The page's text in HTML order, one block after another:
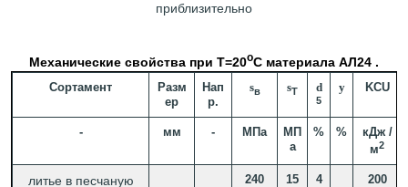
приблизительно
Механические свойства при Т=20oС материала АЛ24 .
Сортамент
Разм
ер
Нап
р.
sв sT d
5
y KCU
- мм - МПа
МП
а
% %
кДж /
м2
литье в песчаную
240
15
4 200